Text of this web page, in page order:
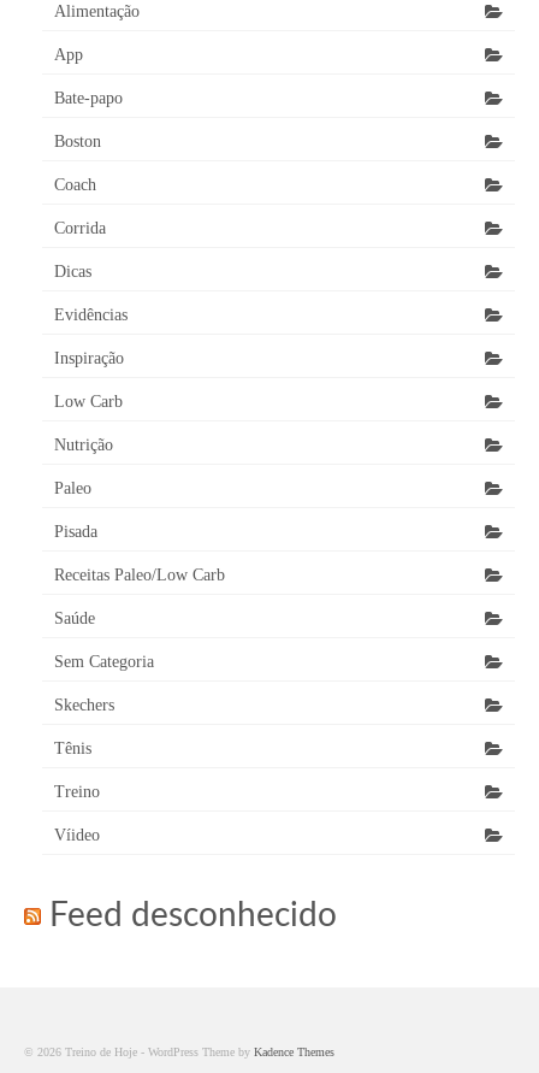
Alimentação
App
Bate-papo
Boston
Coach
Corrida
Dicas
Evidências
Inspiração
Low Carb
Nutrição
Paleo
Pisada
Receitas Paleo/Low Carb
Saúde
Sem Categoria
Skechers
Tênis
Treino
Víideo
Feed desconhecido
© 2026 Treino de Hoje - WordPress Theme by Kadence Themes